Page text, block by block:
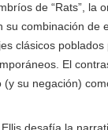
de “Rats”, la
su combinación de
clásicos
El
su negación)